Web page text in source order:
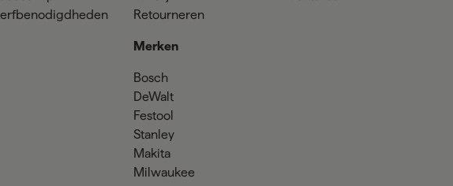
Retourneren
Merken
Bosch
DeWalt
Festool
Stanley
Makita
Milwaukee